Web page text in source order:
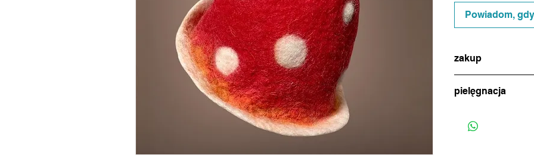
Powiadom,
zakup
(ikonka na dole
tygodniu)
pielęgnacja
ręcznie, w letniej